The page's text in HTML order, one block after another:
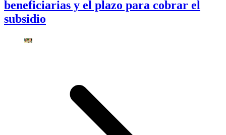
beneficiarias y el plazo para cobrar el
subsidio